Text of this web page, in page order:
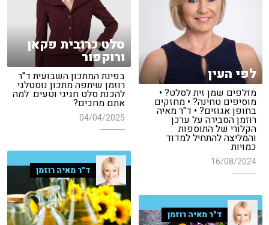
סלט כרובית פקאן
ורוקפור
בפינת המתכון השבועית ד"ר
רוזמן שיתפה מתכון נוסטלגי
להכנת סלט חגיגי וטעים. למה
אתם מחכים?
04/04/2025
לפי העין
מזלפים שמן זית לסלט? •
מוסיפים טחינה? • מחזקים
בחופן אגוזים? • ד"ר מאיה
רוזמן הסבירה על ערכן
הקלורי של התוספות
והמליצה להתחיל למדוד
כמויות
16/08/2024
ד"ר מאיה רוזמן
ד"ר מאיה רוזמן